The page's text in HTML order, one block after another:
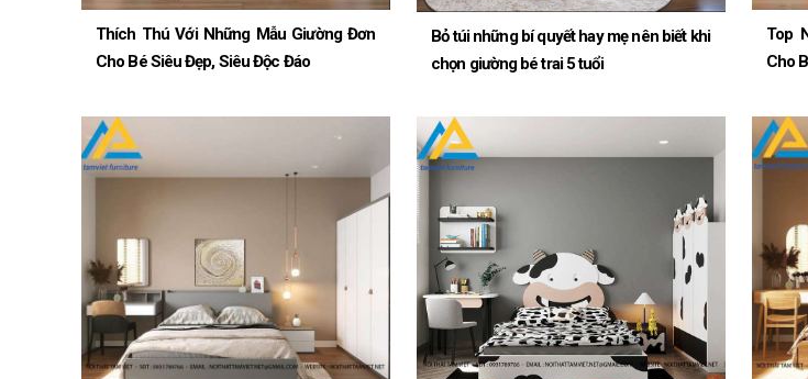
Thích Thú Với Những Mẫu Giường Đơn
Cho Bé Siêu Đẹp, Siêu Độc Đáo
Bỏ túi những bí quyết hay mẹ nên biết khi
chọn giường bé trai 5 tuổi
Top
Cho